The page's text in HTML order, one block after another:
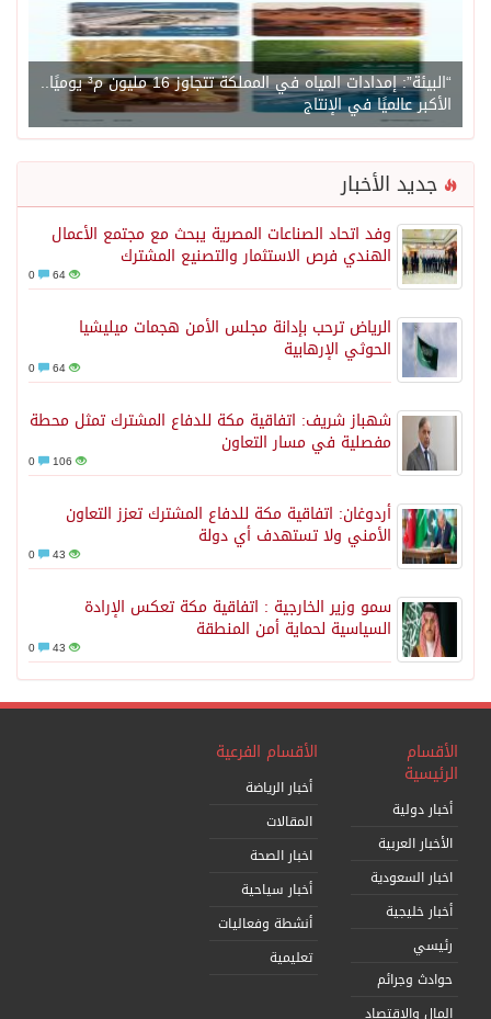
“البيئة”: إمدادات المياه في المملكة تتجاوز 16 مليون م³ يوميًا..
الأكبر عالميًا في الإنتاج
جديد الأخبار
وفد اتحاد الصناعات المصرية يبحث مع مجتمع الأعمال
الهندي فرص الاستثمار والتصنيع المشترك
64
الرياض ترحب بإدانة مجلس الأمن هجمات ميليشيا
الحوثي الإرهابية
64
شهباز شريف: اتفاقية مكة للدفاع المشترك تمثل محطة
مفصلية في مسار التعاون
106
أردوغان: اتفاقية مكة للدفاع المشترك تعزز التعاون
الأمني ولا تستهدف أي دولة
43
سمو وزير الخارجية : اتفاقية مكة تعكس الإرادة
السياسية لحماية أمن المنطقة
43
الأقسام
الرئيسية
أخبار دولية
الأخبار العربية
اخبار السعودية
أخبار خليجية
رئيسي
حوادث وجرائم
المال والاقتصاد
الأقسام الفرعية
أخبار الرياضة
المقالات
اخبار الصحة
أخبار سياحية
أنشطة وفعاليات
تعليمية